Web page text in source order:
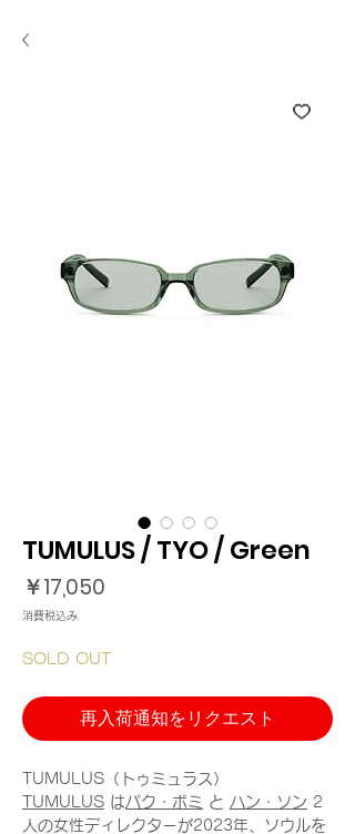
TUMULUS / TYO / Green
￥17,050
消費税込み
SOLD OUT
再入荷通知をリクエスト
TUMULUS（トゥミュラス）
TUMULUS はパク・ボミ と ハン・ソン 2
人の女性ディレクターが2023年、ソウルを